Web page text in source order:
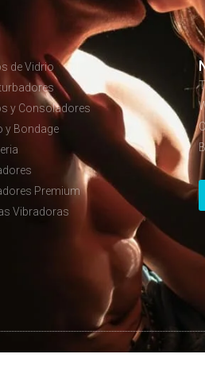
de Vidrio
y Consoladores
y Bondage
Premium
Vibradoras